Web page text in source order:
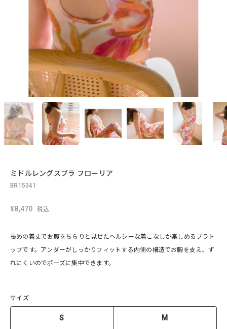
ミドルレングスブラ フローリア
BR15341
¥8,470 税込
長めの着丈でお腹をちらりと見せたヘルシーな着こなしが楽しめるブラト
ップです。アンダーがしっかりフィットする内側の構造でお胸を支え、ず
れにくいのでポーズに集中できます。
サイズ
S M